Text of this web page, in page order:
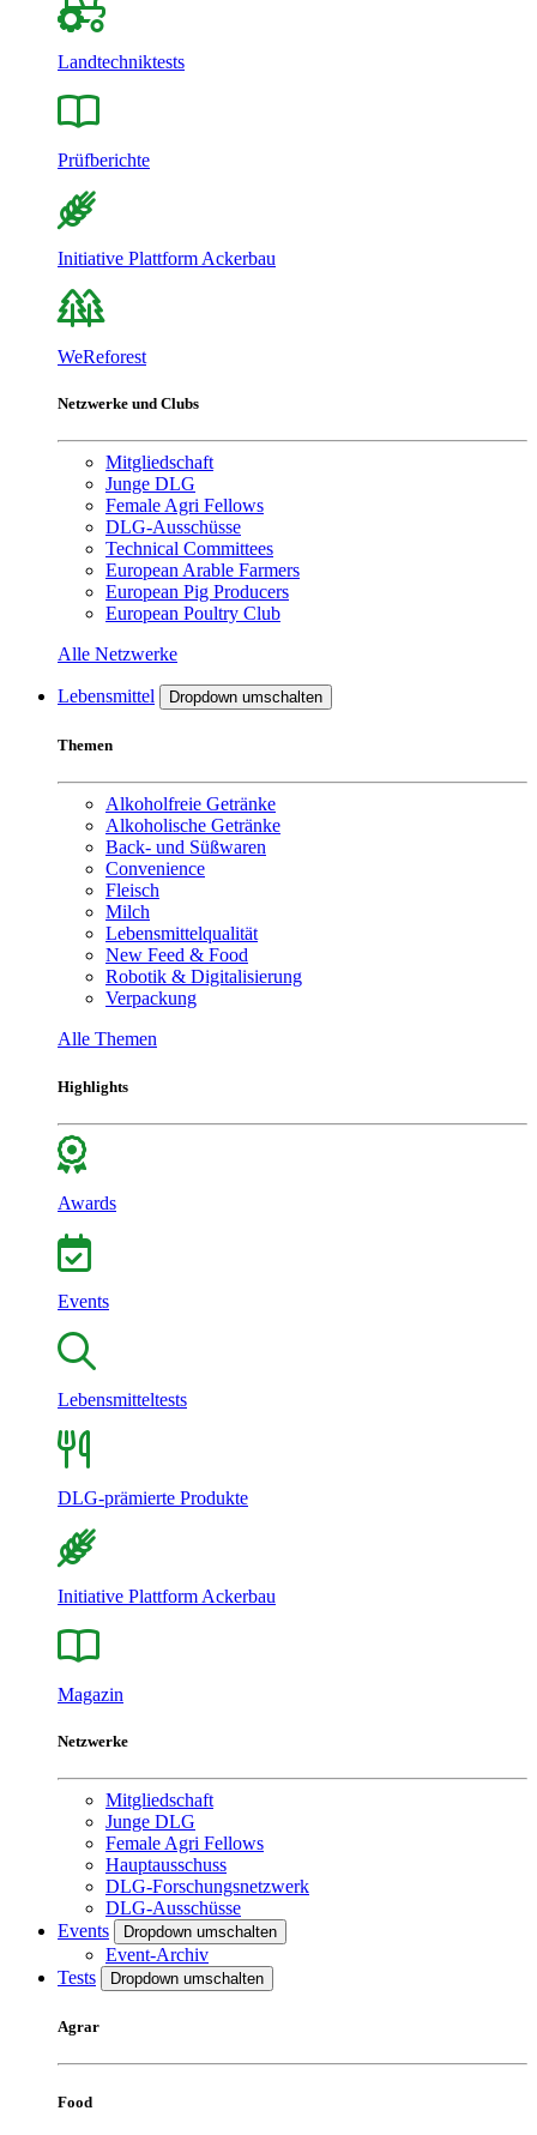
Landtechniktests
Prüfberichte
Initiative Plattform Ackerbau
WeReforest
Netzwerke und Clubs
Mitgliedschaft
Junge DLG
Female Agri Fellows
DLG-Ausschüsse
Technical Committees
European Arable Farmers
European Pig Producers
European Poultry Club
Alle Netzwerke
Lebensmittel Dropdown umschalten
Themen
Alkoholfreie Getränke
Alkoholische Getränke
Back- und Süßwaren
Convenience
Fleisch
Milch
Lebensmittelqualität
New Feed & Food
Robotik & Digitalisierung
Verpackung
Alle Themen
Highlights
Awards
Events
Lebensmitteltests
DLG-prämierte Produkte
Initiative Plattform Ackerbau
Magazin
Netzwerke
Mitgliedschaft
Junge DLG
Female Agri Fellows
Hauptausschuss
DLG-Forschungsnetzwerk
DLG-Ausschüsse
Events
Dropdown umschalten
Event-Archiv
Tests
Dropdown umschalten
Agrar
Food